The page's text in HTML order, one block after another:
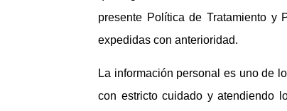
presente Política de Tratamiento y
expedidas con anterioridad.
La información personal es uno de
con estricto cuidado y atendiendo